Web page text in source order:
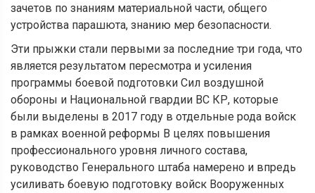
зачетов по знаниям материальной части, общего
устройства парашюта, знанию мер безопасности.
Эти прыжки стали первыми за последние три года, что
является результатом пересмотра и усиления
программы боевой подготовки Сил воздушной
обороны и Национальной гвардии ВС КР, которые
были выделены в 2017 году в отдельные рода войск
в рамках военной реформы В целях повышения
профессионального уровня личного состава,
руководство Генерального штаба намерено и впредь
усиливать боевую подготовку войск Вооруженных